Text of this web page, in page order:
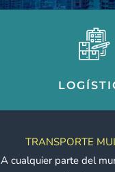
TRANSPORTE
A cualquier parte del